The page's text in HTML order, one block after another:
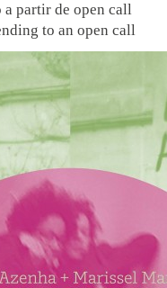
a partir de open call
to an open call